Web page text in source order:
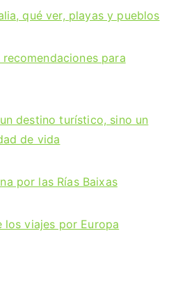
qué ver, playas y pueblos
para
destino turístico, sino un
de vida
por las Rías Baixas
los viajes por Europa